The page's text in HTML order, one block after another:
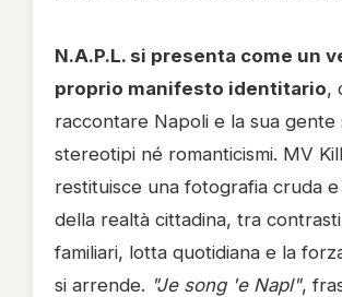
N.A.P.L. si presenta come un
proprio manifesto identitario,
raccontare Napoli e la sua gente
stereotipi né romanticismi. MV
restituisce una fotografia cruda
della realtà cittadina, tra
familiari, lotta quotidiana e la
si arrende. "Je song 'e Napl",